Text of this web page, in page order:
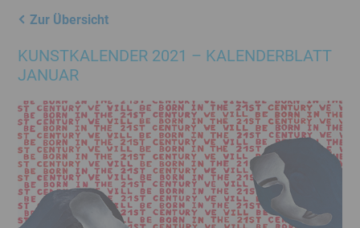
Link
Bankenportal
und
Sprachwechsel
Hauptnavigation
Unternavigation
Rechner
Konditionen
Inhalt
Zur Übersicht
KUNSTKALENDER 2021 – KALENDERBLATT
JANUAR